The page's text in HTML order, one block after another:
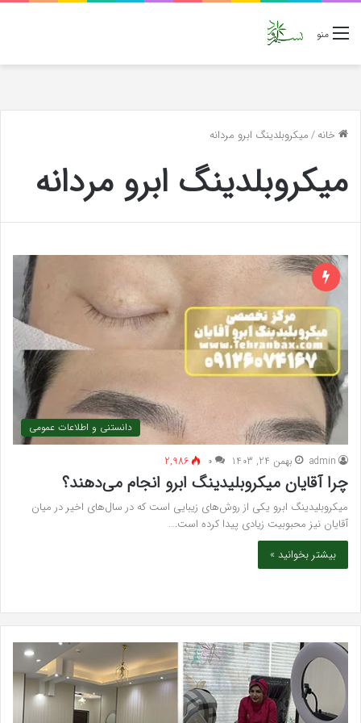
منو
خانه/میکروبلدینگ ابرو مردانه
میکروبلدینگ ابرو مردانه
دانستنی و اطلاعات عمومی
admin بهمن 24, 1403 ۰ 2,986
چرا آقایان میکروبلیدینگ ابرو انجام می‌دهند؟
میکروبلیدینگ ابرو یکی از روش‌های زیبایی است که در سال‌های اخیر در میان
آقایان نیز محبوبیت زیادی پیدا کرده است.…
بیشتر بخوانید »
بهترین
کلینیک
زیبایی
فردیس